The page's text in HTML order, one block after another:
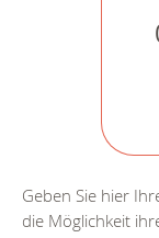
Geben Sie hier
die Möglichkeit